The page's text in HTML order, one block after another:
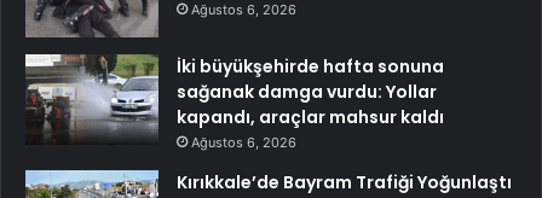
Ağustos 6, 2026
İki büyükşehirde hafta sonuna
sağanak damga vurdu: Yollar
kapandı, araçlar mahsur kaldı
Ağustos 6, 2026
Kırıkkale’de Bayram Trafiği Yoğunlaştı